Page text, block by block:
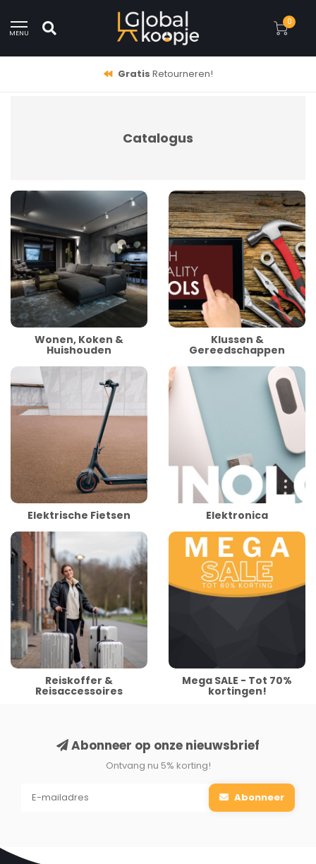
MENU
0
Gratis Retourneren!
Catalogus
Wonen, Koken &
Huishouden
Klussen &
Gereedschappen
Elektrische Fietsen Elektronica
Reiskoffer &
Reisaccessoires
Mega SALE - Tot 70%
kortingen!
Abonneer op onze nieuwsbrief
Ontvang nu 5% korting!
Abonneer